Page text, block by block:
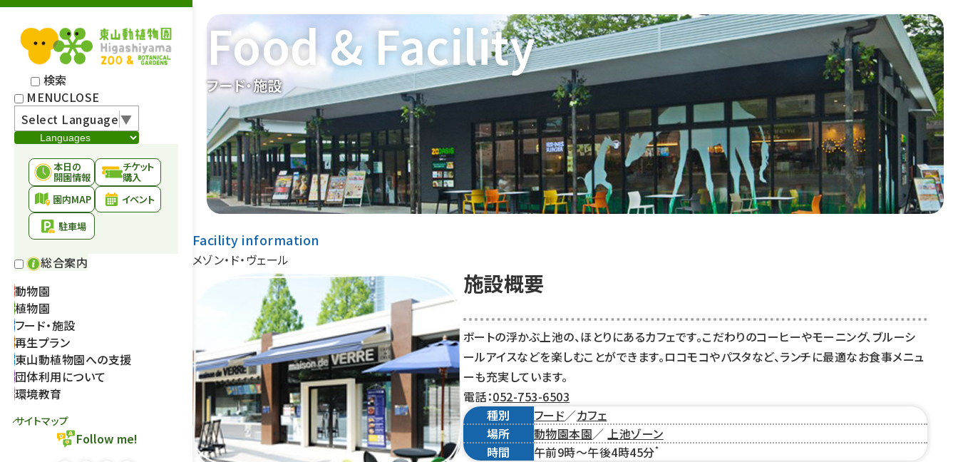
検索
MENUCLOSE
Select Language▼
本日の
開園情報
チケット
購入
園内MAP
イベント
駐車場
総合案内
動物園
植物園
フード・施設
再生プラン
東山動植物園への支援
団体利用について
環境教育
サイトマップ
Follow me!
Food & Facility
フード・施設
Facility information
メゾン・ド・ヴェール
施設概要
ボートの浮かぶ上池の、ほとりにあるカフェです。こだわりのコーヒーやモーニング、ブルーシ
ールアイスなどを楽しむことができます。ロコモコやパスタなど、ランチに最適なお食事メニュ
ーも充実しています。
電話：052-753-6503
種別
フード／カフェ
場所
動物園本園／上池ゾーン
時間
午前9時～午後4時45分*